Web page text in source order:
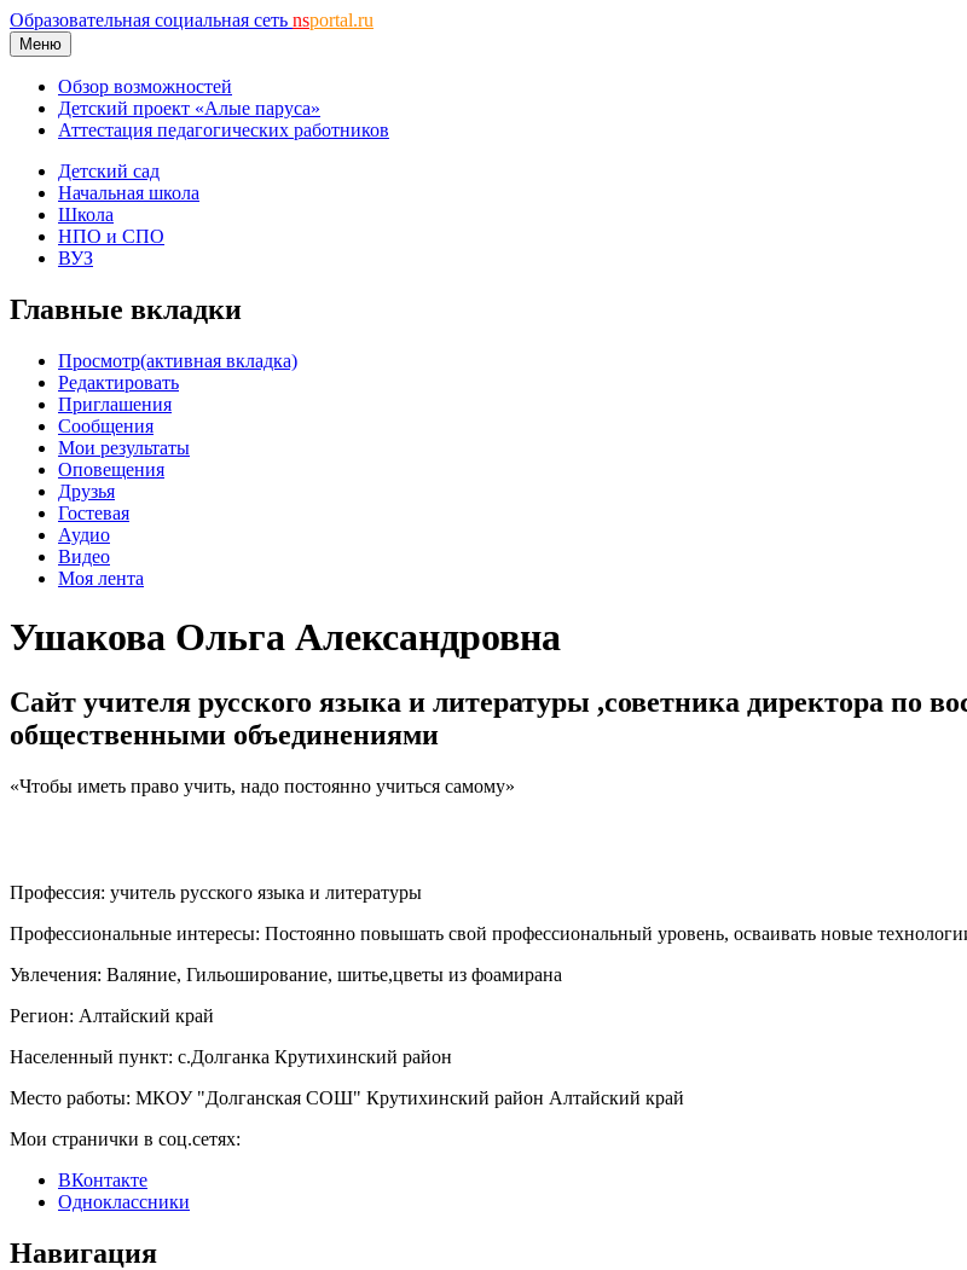
Образовательная социальная сеть nsportal.ru
Меню
Обзор возможностей
Детский проект «Алые паруса»
Аттестация педагогических работников
Детский сад
Начальная школа
Школа
НПО и СПО
ВУЗ
Главные вкладки
Просмотр(активная вкладка)
Редактировать
Приглашения
Сообщения
Мои результаты
Оповещения
Друзья
Гостевая
Аудио
Видео
Моя лента
Ушакова Ольга Александровна
Сайт учителя русского языка и литературы ,советника директора по
общественными объединениями
«Чтобы иметь право учить, надо постоянно учиться самому»
Профессия: учитель русского языка и литературы
Профессиональные интересы: Постоянно повышать свой профессиональный уровень, осваивать новые
Увлечения: Валяние, Гильоширование, шитье,цветы из фоамирана
Регион: Алтайский край
Населенный пункт: с.Долганка Крутихинский район
Место работы: МКОУ "Долганская СОШ" Крутихинский район Алтайский край
Мои странички в соц.сетях:
ВКонтакте
Одноклассники
Навигация